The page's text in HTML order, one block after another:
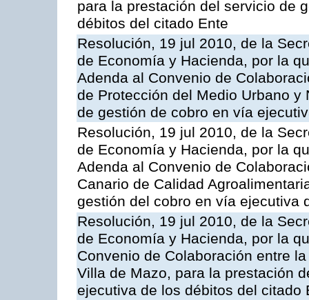
para la prestación del servicio de
débitos del citado Ente
Resolución, 19 jul 2010, de la
de Economía y Hacienda, por la
Adenda al Convenio de
de Protección del Medio Urbano
de gestión de cobro en vía
Resolución, 19 jul 2010, de la
de Economía y Hacienda, por la
Adenda al Convenio de
Canario de Calidad
gestión del cobro en vía ejecutiva
Resolución, 19 jul 2010, de la
de Economía y Hacienda, por la
Convenio de Colaboración entre
Villa de Mazo, para la prestación
ejecutiva de los débitos del citado